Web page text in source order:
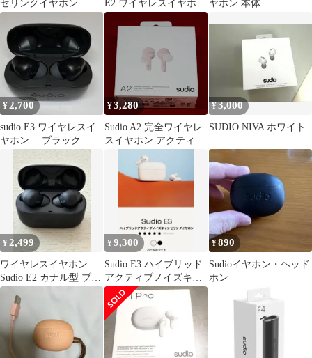
セリングイヤホン
E2 ワイヤレスイヤホン
本体
ヤホン 本体
¥2,700
sudio E3 ワイヤレスイ
ヤホン ブラック
¥3,280
Sudio A2 完全ワイヤレ
スイヤホン アクティブ
ノイズキャンセリング
未開封品 ピンク
¥3,000
SUDIO NIVA ホワイト
¥ 2,499
ワイヤレスイヤホン
Sudio E2 カナル型 ブラ
ック④
¥9,300
Sudio E3 ハイブリッド
アクティブノイズキャ
ンセリングイヤホン
¥890
Sudioイヤホン・ヘッド
ホン